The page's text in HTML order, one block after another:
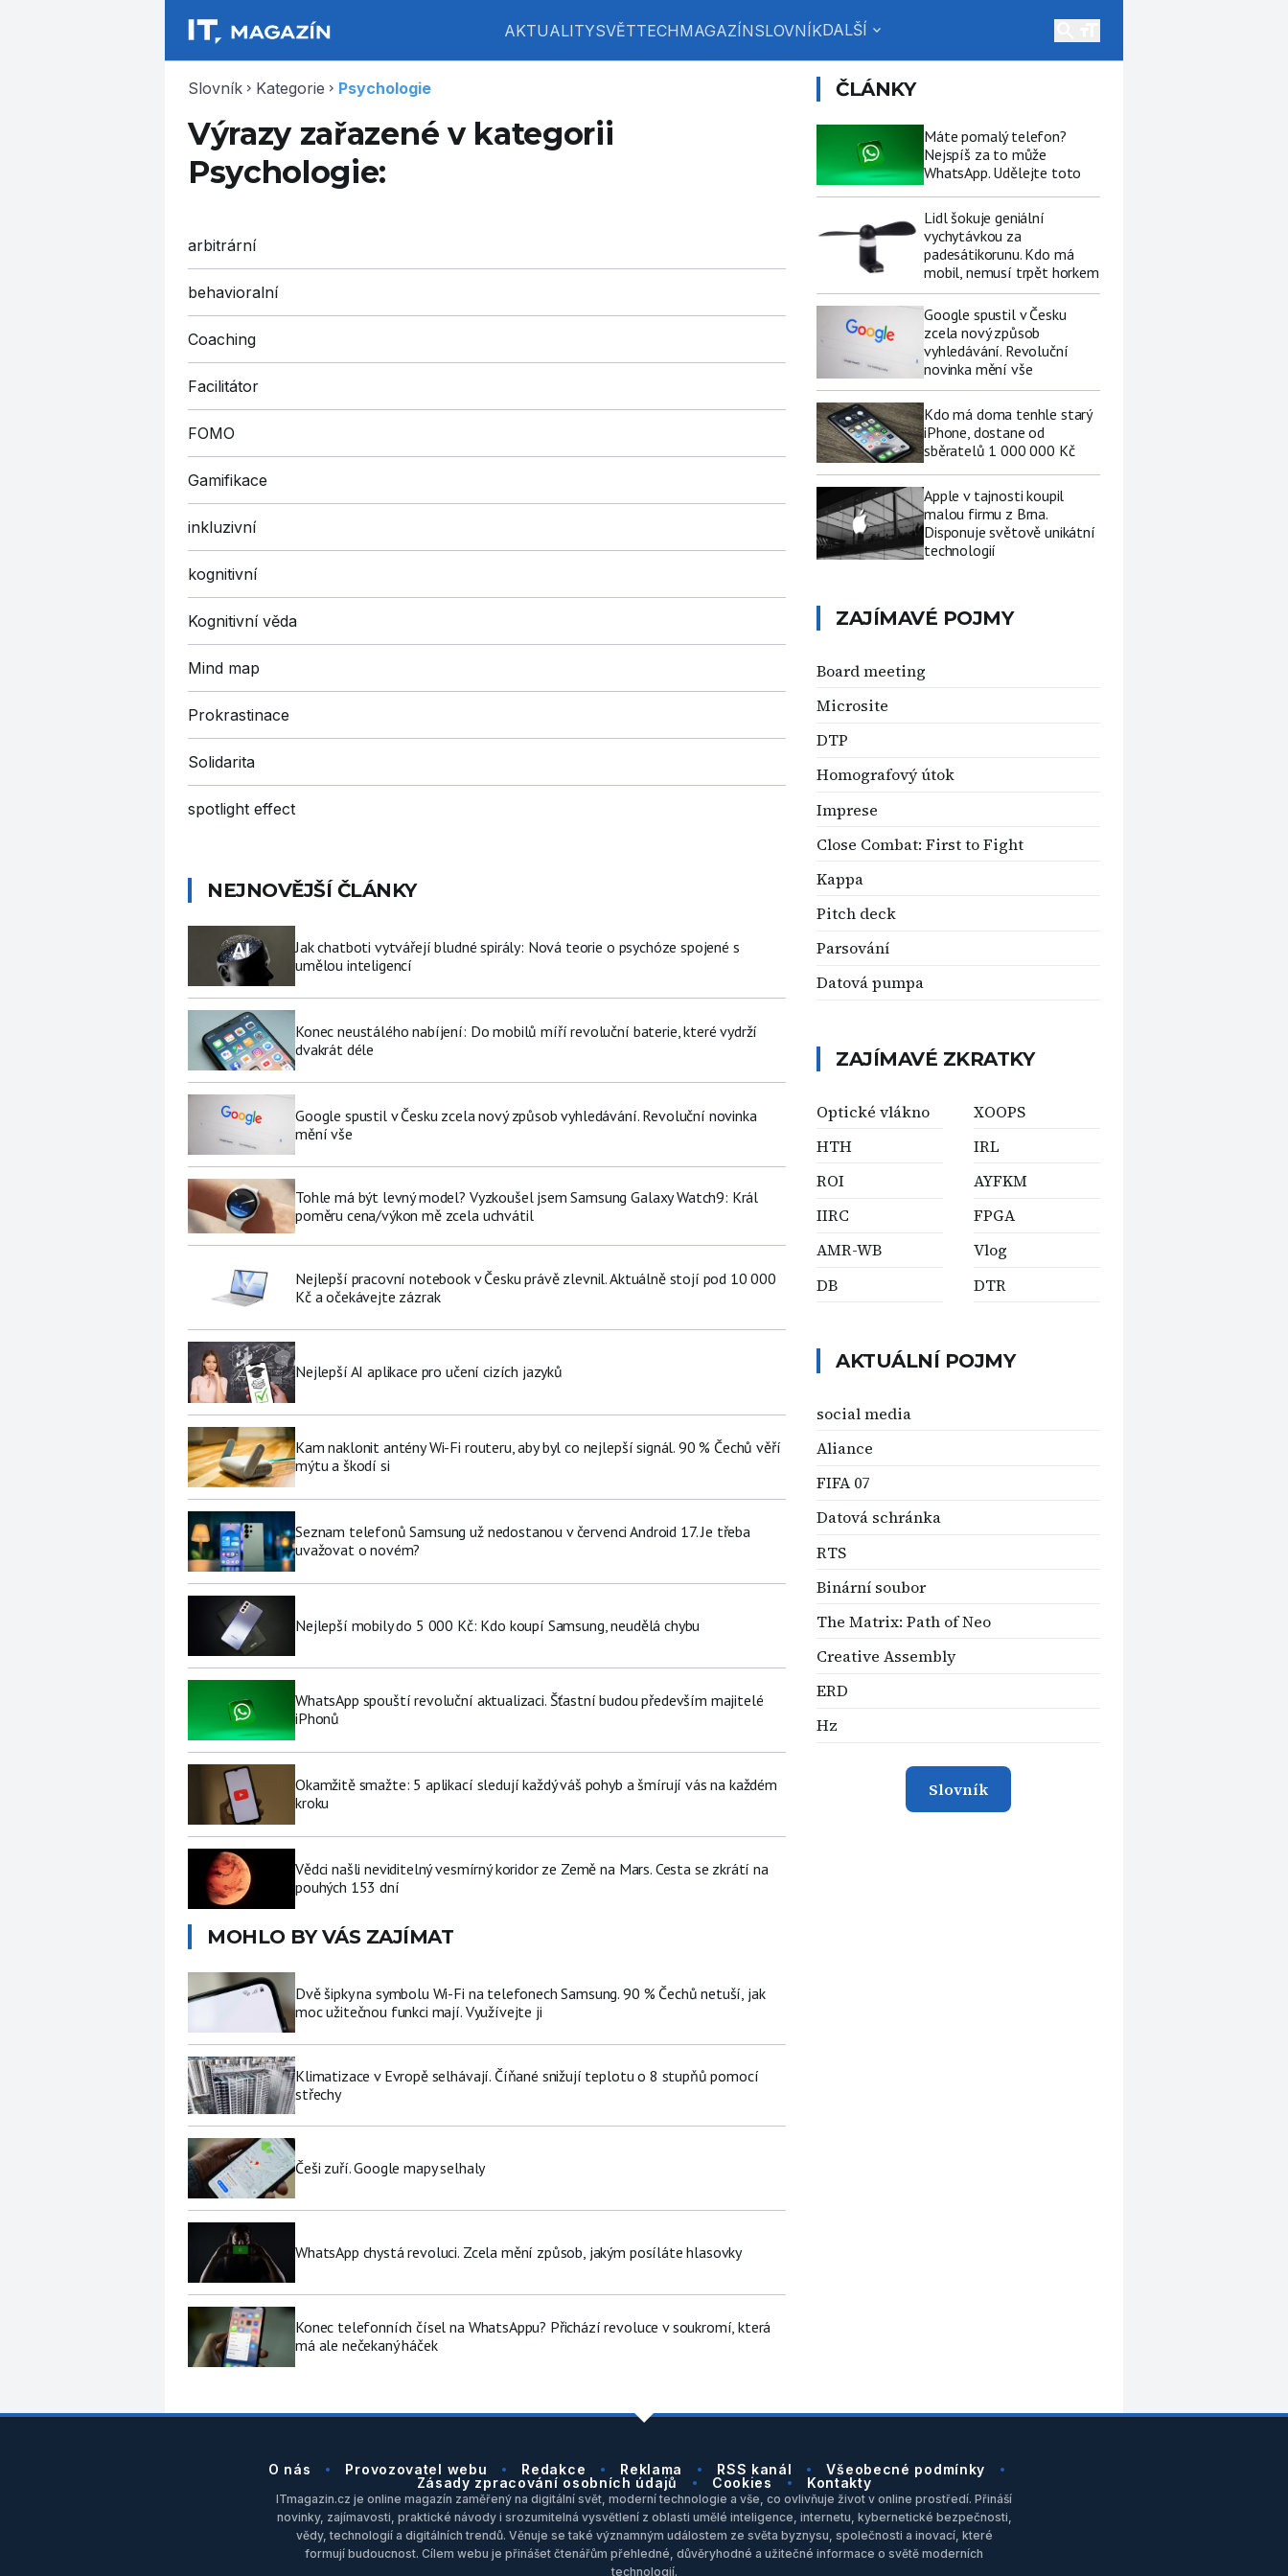
AKTUALITYSVĚTTECHMAGAZÍNSLOVNÍKDALŠÍ expand_more
Slovník chevron_right Kategorie chevron_right Psychologie
Výrazy zařazené v kategorii
Psychologie:
arbitrární
behavioralní
Coaching
Facilitátor
FOMO
Gamifikace
inkluzivní
kognitivní
Kognitivní věda
Mind map
Prokrastinace
Solidarita
spotlight effect
NEJNOVĚJŠÍ ČLÁNKY
Jak chatboti vytvářejí bludné spirály: Nová teorie o psychóze spojené s
umělou inteligencí
Konec neustálého nabíjení: Do mobilů míří revoluční baterie, které vydrží
dvakrát déle
Google spustil v Česku zcela nový způsob vyhledávání. Revoluční novinka
mění vše
Tohle má být levný model? Vyzkoušel jsem Samsung Galaxy Watch9: Král
poměru cena/výkon mě zcela uchvátil
Nejlepší pracovní notebook v Česku právě zlevnil. Aktuálně stojí pod 10 000
Kč a očekávejte zázrak
Nejlepší AI aplikace pro učení cizích jazyků
Kam naklonit antény Wi-Fi routeru, aby byl co nejlepší signál. 90 % Čechů věří
mýtu a škodí si
Seznam telefonů Samsung už nedostanou v červenci Android 17. Je třeba
uvažovat o novém?
Nejlepší mobily do 5 000 Kč: Kdo koupí Samsung, neudělá chybu
WhatsApp spouští revoluční aktualizaci. Šťastní budou především majitelé
iPhonů
Okamžitě smažte: 5 aplikací sledují každý váš pohyb a šmírují vás na každém
kroku
Vědci našli neviditelný vesmírný koridor ze Země na Mars. Cesta se zkrátí na
pouhých 153 dní
MOHLO BY VÁS ZAJÍMAT
Dvě šipky na symbolu Wi-Fi na telefonech Samsung. 90 % Čechů netuší, jak
moc užitečnou funkci mají. Využívejte ji
Klimatizace v Evropě selhávají. Číňané snižují teplotu o 8 stupňů pomocí
střechy
Češi zuří. Google mapy selhaly
WhatsApp chystá revoluci. Zcela mění způsob, jakým posíláte hlasovky
Konec telefonních čísel na WhatsAppu? Přichází revoluce v soukromí, která
má ale nečekaný háček
ČLÁNKY
Máte pomalý telefon?
Nejspíš za to může
WhatsApp. Udělejte toto
Lidl šokuje geniální
vychytávkou za
padesátikorunu. Kdo má
mobil, nemusí trpět horkem
Google spustil v Česku
zcela nový způsob
vyhledávání. Revoluční
novinka mění vše
Kdo má doma tenhle starý
iPhone, dostane od
sběratelů 1 000 000 Kč
Apple v tajnosti koupil
malou firmu z Brna.
Disponuje světově unikátní
technologií
ZAJÍMAVÉ POJMY
Board meeting
Microsite
DTP
Homografový útok
Imprese
Close Combat: First to Fight
Kappa
Pitch deck
Parsování
Datová pumpa
ZAJÍMAVÉ ZKRATKY
Optické vlákno
HTH
ROI
IIRC
AMR-WB
DB
XOOPS
IRL
AYFKM
FPGA
Vlog
DTR
AKTUÁLNÍ POJMY
social media
Aliance
FIFA 07
Datová schránka
RTS
Binární soubor
The Matrix: Path of Neo
Creative Assembly
ERD
Hz
Slovník
O nás Provozovatel webu Redakce Reklama RSS kanál
Všeobecné podmínky
Zásady zpracování osobních údajů
Cookies Kontakty
ITmagazin.cz je online magazín zaměřený na digitální svět, moderní technologie a vše, co ovlivňuje život v online prostředí. Přináší
novinky, zajímavosti, praktické návody i srozumitelná vysvětlení z oblasti umělé inteligence, internetu, kybernetické bezpečnosti,
vědy, technologií a digitálních trendů. Věnuje se také významným událostem ze světa byznysu, společnosti a inovací, které
formují budoucnost. Cílem webu je přinášet čtenářům přehledné, důvěryhodné a užitečné informace o světě moderních
technologií.